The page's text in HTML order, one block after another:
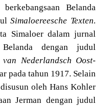
Belanda
Simaloereesche Texten.
Simaloer dalam jurnal
dengan judul
Nederlandsch Oost-
pada tahun 1917. Selain
oleh Hans Kohler
Jerman dengan judul